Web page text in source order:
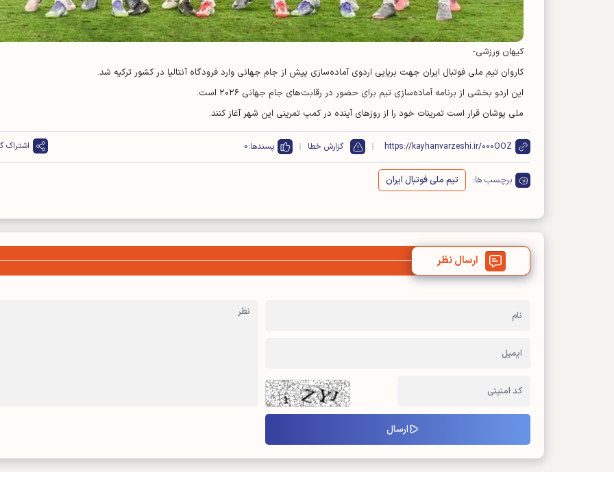
کیهان ورزشی-
کاروان تیم ملی فوتبال ایران جهت برپایی اردوی آماده‌سازی پیش از جام جهانی وارد فرودگاه آنتالیا در کشور ترکیه شد.
این اردو بخشی از برنامه آماده‌سازی تیم برای حضور در رقابت‌های جام جهانی ۲۰۲۶ است.
ملی پوشان قرار است تمرینات خود را از روز‌های آینده در کمپ تمرینی این شهر آغاز کنند.
https://kayhanvarzeshi.ir/000OOZ گزارش خطا پسندها:0 اشتراک
برچسب ها: تیم ملی فوتبال ایران
ارسال نظر